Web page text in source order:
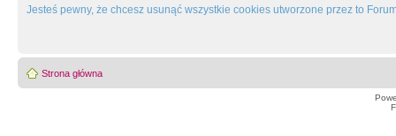
Jesteś pewny, że chcesz usunąć wszystkie cookies utworzone przez to
Strona główna